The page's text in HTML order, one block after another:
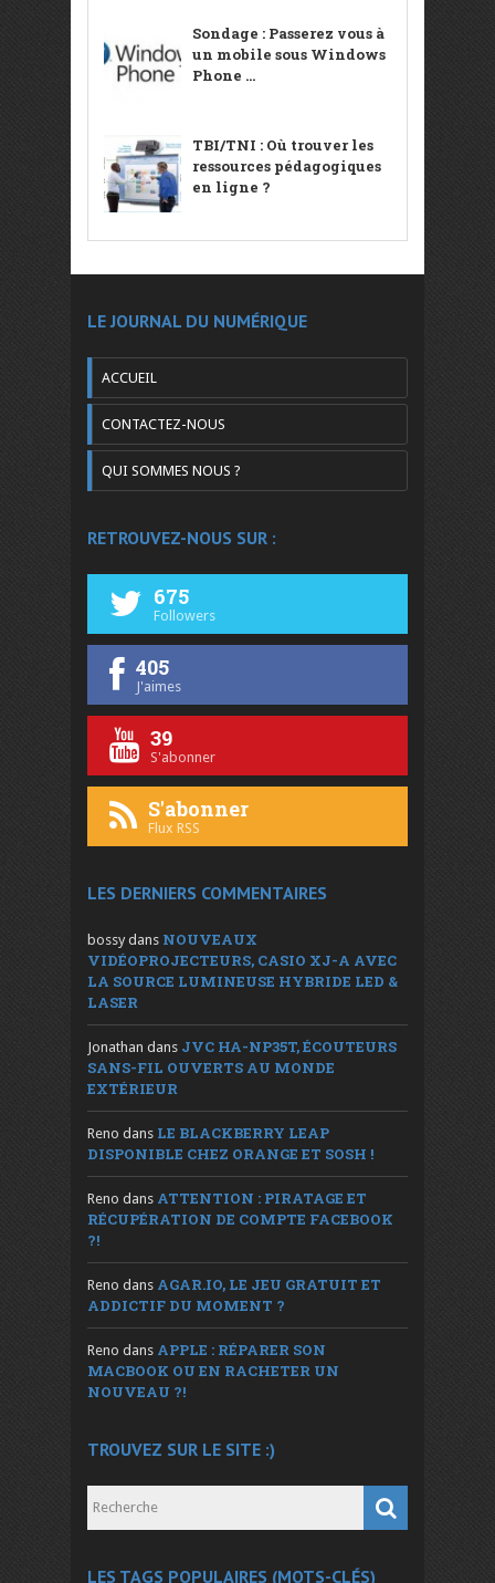
Sondage : Passerez vous à
un mobile sous Windows
Phone ...
TBI/TNI : Où trouver les
ressources pédagogiques
en ligne ?
LE JOURNAL DU NUMÉRIQUE
ACCUEIL
CONTACTEZ-NOUS
QUI SOMMES NOUS ?
RETROUVEZ-NOUS SUR :
675
Followers
405
J'aimes
39
S'abonner
S'abonner
Flux RSS
LES DERNIERS COMMENTAIRES
bossy dans NOUVEAUX
VIDÉOPROJECTEURS, CASIO XJ-A AVEC
LA SOURCE LUMINEUSE HYBRIDE LED &
LASER
Jonathan dans JVC HA-NP35T, ÉCOUTEURS
SANS-FIL OUVERTS AU MONDE
EXTÉRIEUR
Reno dans LE BLACKBERRY LEAP
DISPONIBLE CHEZ ORANGE ET SOSH !
Reno dans ATTENTION : PIRATAGE ET
RÉCUPÉRATION DE COMPTE FACEBOOK
?!
Reno dans AGAR.IO, LE JEU GRATUIT ET
ADDICTIF DU MOMENT ?
Reno dans APPLE : RÉPARER SON
MACBOOK OU EN RACHETER UN
NOUVEAU ?!
TROUVEZ SUR LE SITE :)
LES TAGS POPULAIRES (MOTS-CLÉS)